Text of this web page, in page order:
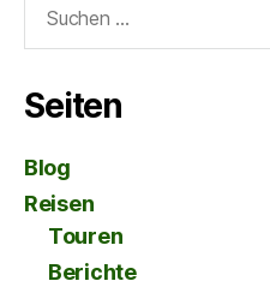
nach:
Seiten
Blog
Reisen
Touren
Berichte